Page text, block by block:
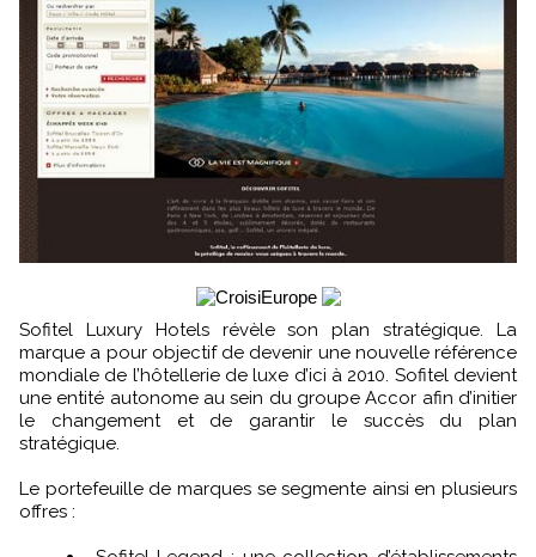
Sofitel Luxury Hotels révèle son plan stratégique. La
marque a pour objectif de devenir une nouvelle référence
mondiale de l’hôtellerie de luxe d’ici à 2010. Sofitel devient
une entité autonome au sein du groupe Accor afin d’initier
le changement et de garantir le succès du plan
stratégique.
Le portefeuille de marques se segmente ainsi en plusieurs
offres :